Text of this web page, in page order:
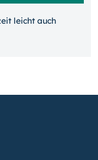
leicht auch